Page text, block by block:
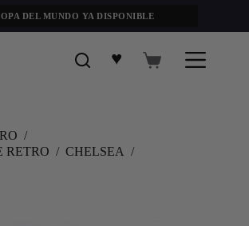
DEL MUNDO YA DISPONIBLE
♥
/
RETRO / CHELSEA /